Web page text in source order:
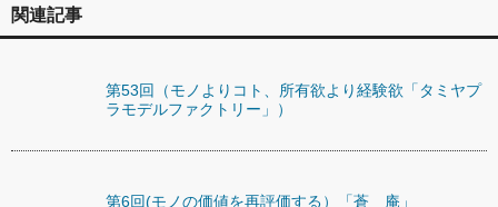
関連記事
第53回（モノよりコト、所有欲より経験欲「タミヤプ
ラモデルファクトリー」）
第6回(モノの価値を再評価する）「蒼 庵」